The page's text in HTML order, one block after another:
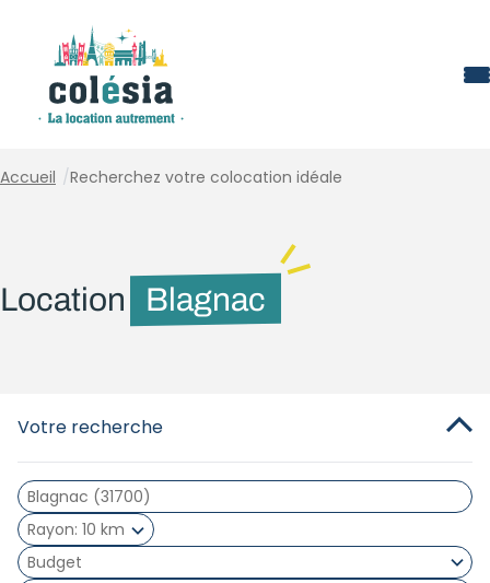
Accueil /Recherchez votre colocation idéale
Location Blagnac
Votre recherche
Rayon 10 km